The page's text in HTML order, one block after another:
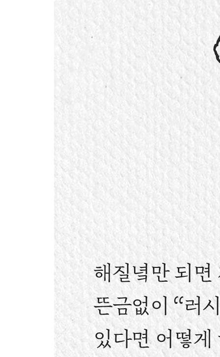
잘하는 돌봄은 그때그때 맞춰서 하는 돌봄
그때그때 맞춰서 하는 돌봄은 대충하는 돌봄인가?
멈춘 시간 속에서 산다
손가락을 보고 있나, 달을 보고 있나
·노인이 하는 말을 모를 때
8장 문제아? 문제 노인? 문제 행동?
치매 노인이 전하고 싶은 것
‘문제 노인’이 아니라, ‘문제 돌봄’
‘문제 행동’ 뒤에 있는 것
‘문제 행동’은 커뮤니케이션
가장 중요한 것은 건강한 ‘일상’
·치매는 약으로 고칠 수 있나요?
9장 학대에 이르지 않을 돌봄
돌보는 이가 절망할 때
치매 노인은 이해할 수 없는 존재인가?
프로이트의 ‘쾌락·불쾌의 원칙’
노인들은 단지 ‘기본’으로 ‘회귀’했을 뿐
생리학에 기초해 배설 케어를 하자
학대에 이르지 않을 돌봄이란